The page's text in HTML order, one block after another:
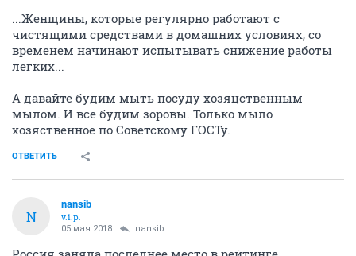
...Женщины, которые регулярно работают с
чистящими средствами в домашних условиях, со
временем начинают испытывать снижение работы
легких...
А давайте будим мыть посуду хозяцственным
мылом. И все будим зоровы. Только мыло
хозяственное по Советскому ГОСТу.
ОТВЕТИТЬ
N
nansib
v.i.p.
05 мая 2018 nansib